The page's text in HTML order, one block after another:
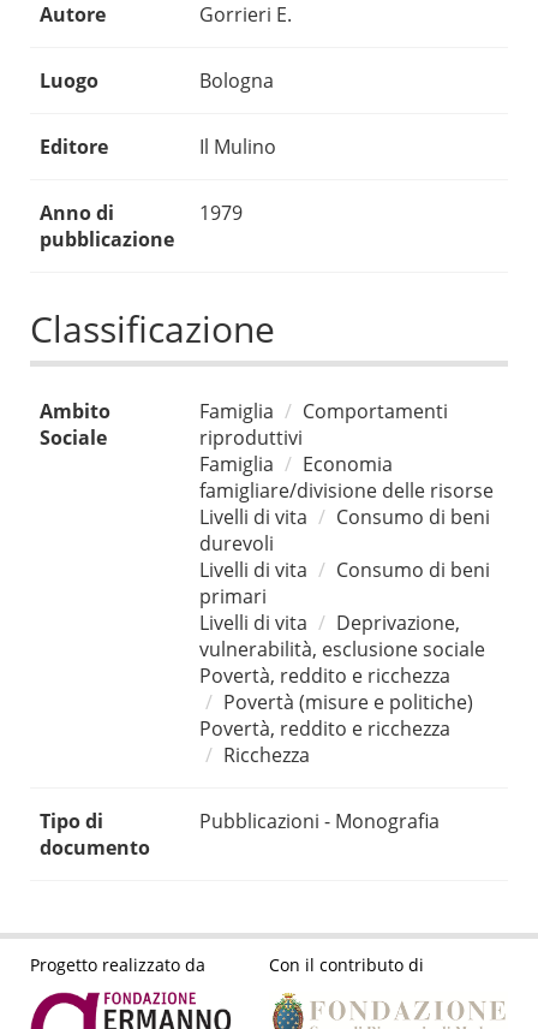
Autore Gorrieri E.
Luogo Bologna
Editore Il Mulino
Anno di
pubblicazione
1979
Classificazione
Ambito
Sociale
Famiglia
Comportamenti
riproduttivi
Famiglia
Economia
famigliare/divisione delle risorse
Livelli di vita
Consumo di beni
durevoli
Livelli di vita
Consumo di beni
primari
Livelli di vita
Deprivazione,
vulnerabilità, esclusione sociale
Povertà, reddito e ricchezza
Povertà (misure e politiche)
Povertà, reddito e ricchezza
Ricchezza
Tipo di
documento
Pubblicazioni - Monografia
Progetto realizzato da Con il contributo di